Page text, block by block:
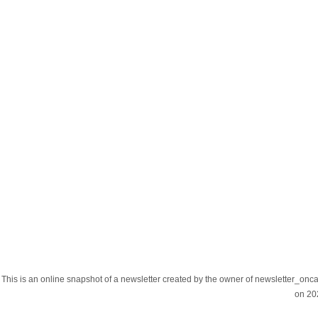
This is an online snapshot of a newsletter created by the owner of
on